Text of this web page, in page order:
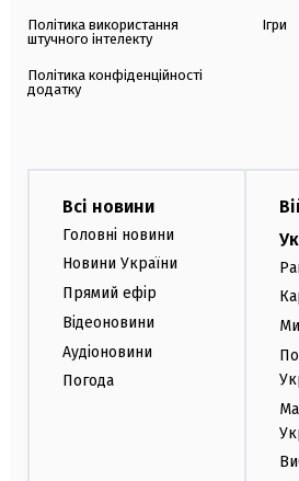
Політика використання
штучного інтелекту
Політика конфіденційності
додатку
Ігри
Всі новини
Головні новини
Новини України
Прямий ефір
Відеоновини
Аудіоновини
Погода